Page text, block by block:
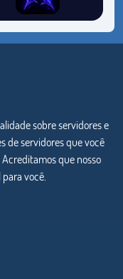
sobre servidores e
de servidores que você
que nosso
você.